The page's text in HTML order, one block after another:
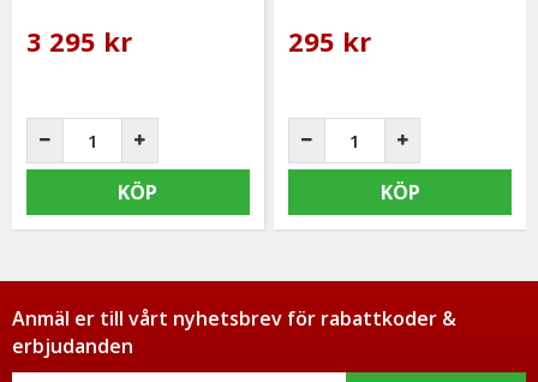
3 295 kr
KÖP
295 kr
KÖP
Anmäl er till vårt nyhetsbrev för rabattkoder &
erbjudanden